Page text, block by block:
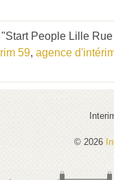
People Lille
59, agence
© 2026